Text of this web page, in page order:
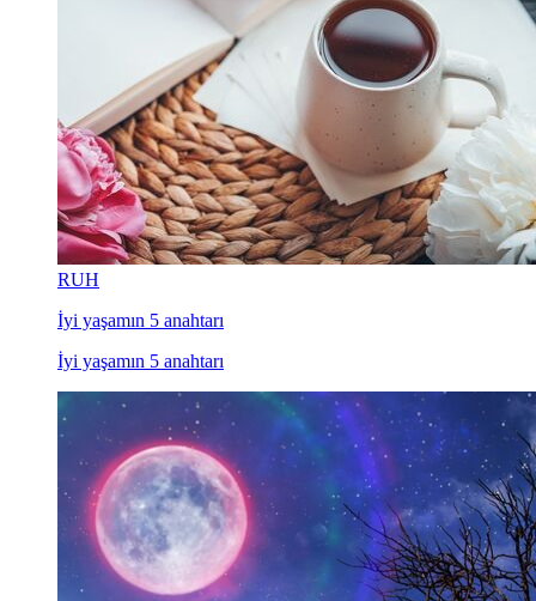
RUH
İyi yaşamın 5 anahtarı
İyi yaşamın 5 anahtarı